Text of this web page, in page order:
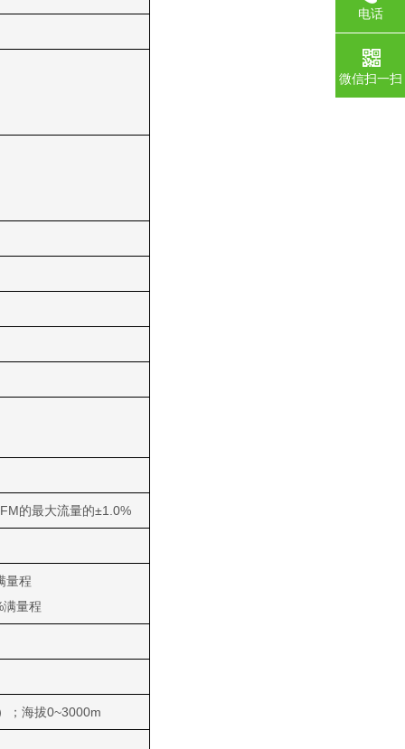
的最大流量的±1.0%
量程
量程
；海拔0~3000m
电话
微信扫一扫